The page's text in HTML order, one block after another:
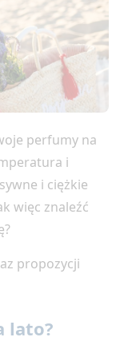
perfumy na
i
i ciężkie
więc znaleźć
propozycji
lato?